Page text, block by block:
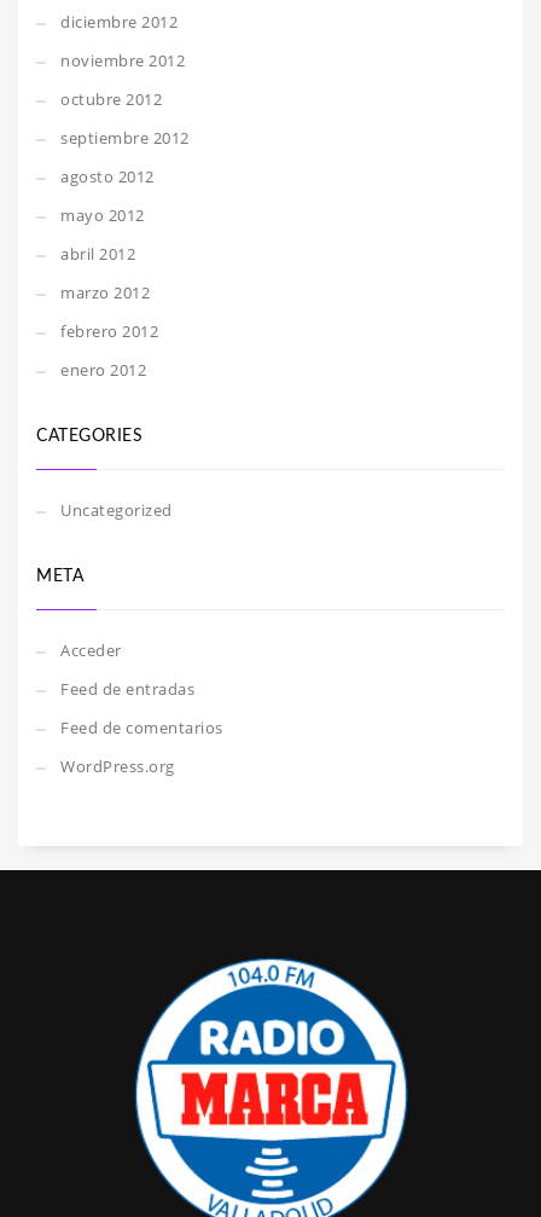
diciembre 2012
noviembre 2012
octubre 2012
septiembre 2012
agosto 2012
mayo 2012
abril 2012
marzo 2012
febrero 2012
enero 2012
CATEGORIES
Uncategorized
META
Acceder
Feed de entradas
Feed de comentarios
WordPress.org